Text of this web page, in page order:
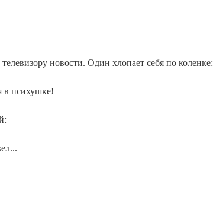
новости. Один хлопает себя по коленке:
в психушке!